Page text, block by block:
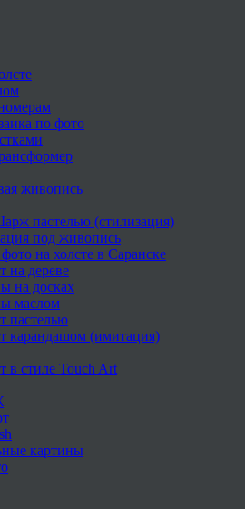
по фото
живопись
пастелью (стилизация)
под живопись
на холсте в Саранске
на дереве
на досках
маслом
пастелью
карандашом (имитация)
в стиле Touch Art
картины